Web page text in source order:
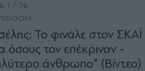
17:36
Το φινάλε στον ΣΚΑΪ
όσους τον επέκριναν -
άνθρωπο" (Βίντεο)